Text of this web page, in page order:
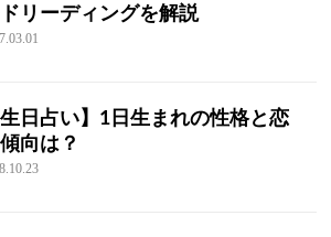
リーディングを解説
生日占い】1日生まれの性格と恋
向は？